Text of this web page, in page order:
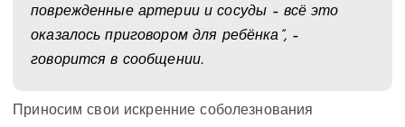
поврежденные артерии и сосуды – всё это
оказалось приговором для ребёнка”, –
говорится в сообщении.
Приносим свои искренние соболезнования